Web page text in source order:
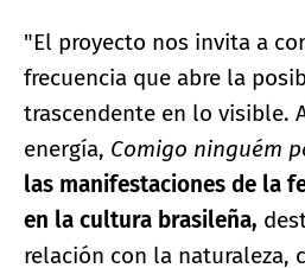
"El proyecto nos invita a
frecuencia que abre la
trascendente en lo visible.
energía, Comigo ninguém
las manifestaciones de la
en la cultura brasileña,
relación con la naturaleza,